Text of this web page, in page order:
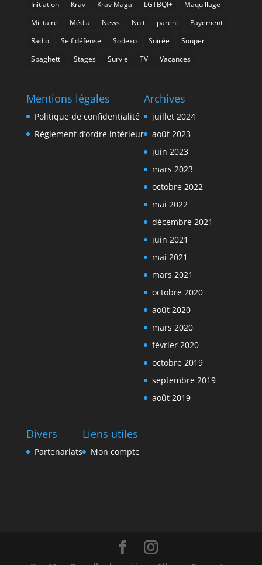
Initiation Krav Krav Maga LGTBQI+
Maquillage
Militaire
Média News Nuit parent
Payement
Radio
Self défense Sodexo Soirée
Souper
Spaghetti
Stages Survie TV Vacances
Mentions légales
Politique de confidentialité
Règlement d’ordre intérieur
Archives
juillet 2024
août 2023
juin 2023
mars 2023
octobre 2022
mai 2022
décembre 2021
juin 2021
mai 2021
mars 2021
octobre 2020
août 2020
mars 2020
février 2020
octobre 2019
septembre 2019
août 2019
Divers
Partenariats
Liens utiles
Mon compte